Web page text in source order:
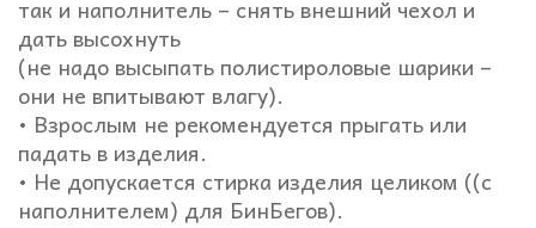
так и наполнитель – снять внешний чехол и
дать высохнуть
(не надо высыпать полистироловые шарики –
они не впитывают влагу).
• Взрослым не рекомендуется прыгать или
падать в изделия.
• Не допускается стирка изделия целиком ((с
наполнителем) для БинБегов).